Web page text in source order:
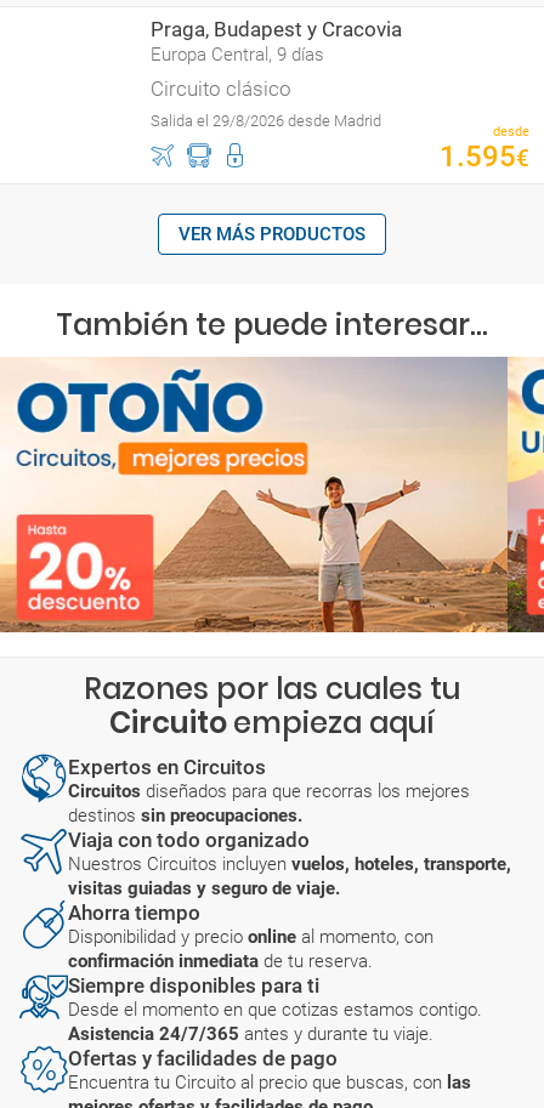
Praga, Budapest y Cracovia
Europa Central, 9 días
Circuito clásico
Salida el 29/8/2026 desde Madrid
desde
1 .595€
VER MÁS PRODUCTOS
También te puede interesar...
Razones por las cuales tu
Circuitoempieza aquí
Expertos en Circuitos
Circuitos diseñados para que recorras los mejores
destinos sin preocupaciones.
Viaja con todo organizado
Nuestros Circuitos incluyen vuelos, hoteles, transporte,
visitas guiadas y seguro de viaje.
Ahorra tiempo
Disponibilidad y precio online al momento, con
confirmación inmediata de tu reserva.
Siempre disponibles para ti
Desde el momento en que cotizas estamos contigo.
Asistencia 24/7/365 antes y durante tu viaje.
Ofertas y facilidades de pago
Encuentra tu Circuito al precio que buscas, con las